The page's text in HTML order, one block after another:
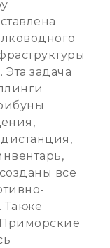
задача
все
Также